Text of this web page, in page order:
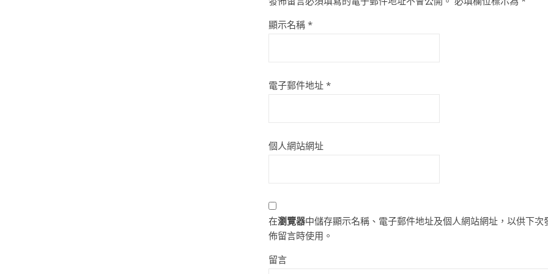
顯示名稱 *
電子郵件地址 *
個人網站網址
在瀏覽器中儲存顯示名稱、電子郵件地址及個人網站網址，以供下次
佈留言時使用。
留言